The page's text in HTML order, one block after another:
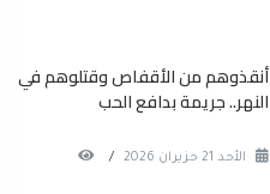
أنقذوهم من الأقفاص وقتلوهم في
النهر.. جريمة بدافع الحب
الأحد 21 حزيران 2026 /